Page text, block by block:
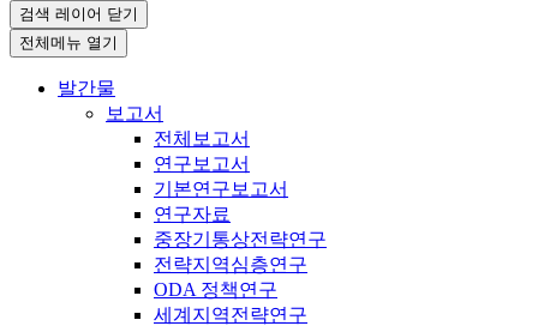
검색 레이어 닫기
전체메뉴 열기
발간물
보고서
전체보고서
연구보고서
기본연구보고서
연구자료
중장기통상전략연구
전략지역심층연구
ODA 정책연구
세계지역전략연구